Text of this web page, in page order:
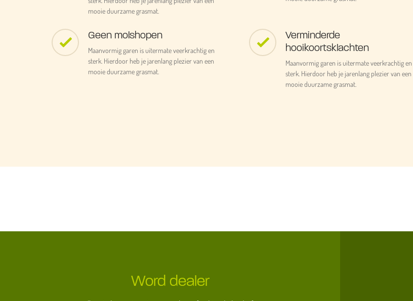
mooie duurzame grasmat.
Geen molshopen
Maanvormig garen is uitermate veerkrachtig en
sterk. Hierdoor heb je jarenlang plezier van een
mooie duurzame grasmat.
Verminderde
hooikoortsklachten
Maanvormig garen is uitermate veerkrachtig en
sterk. Hierdoor heb je jarenlang plezier van een
mooie duurzame grasmat.
Word dealer